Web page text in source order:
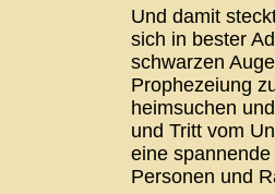
Und damit
sich in bester
schwarzen
Prophezeiung
heimsuchen
und Tritt vom
eine
Personen und